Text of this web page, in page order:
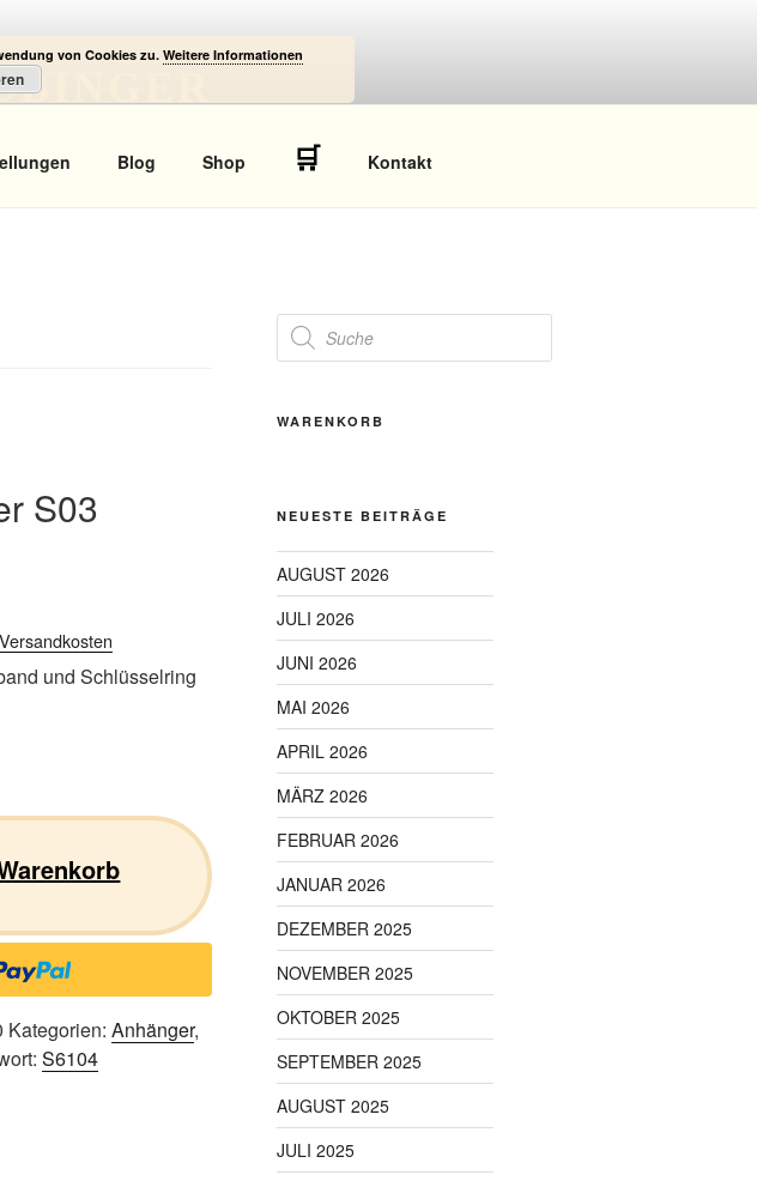
Blog Shop 🛒 Kontakt
S03
Versandkosten
und Schlüsselring
Kategorien: Anhänger,
S6104
Products
search
WARENKORB
NEUESTE BEITRÄGE
AUGUST 2026
JULI 2026
JUNI 2026
MAI 2026
APRIL 2026
MÄRZ 2026
FEBRUAR 2026
JANUAR 2026
DEZEMBER 2025
NOVEMBER 2025
OKTOBER 2025
SEPTEMBER 2025
AUGUST 2025
JULI 2025
von Cookies zu. Weitere Informationen